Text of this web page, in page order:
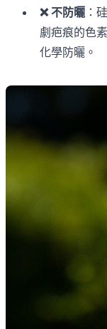
❌ 不防曬 ：
劇疤痕的色
化學防曬。